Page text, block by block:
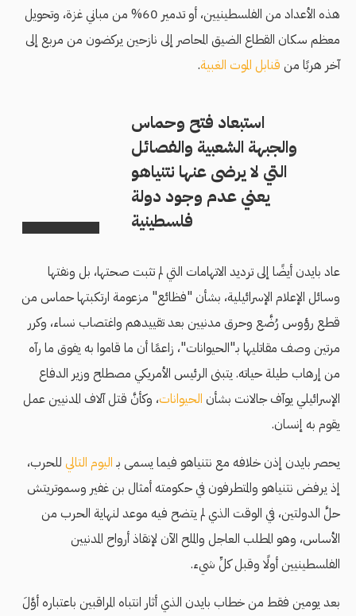
هذه الأعداد من الفلسطينيين، أو تدمير 60% من مباني غزة، وتحويل
معظم سكان القطاع الضيق المحاصر إلى نازحين يركضون من مربع إلى
آخر هربًا من قنابل الموت الغبية.
استبعاد فتح وحماس
والجبهة الشعبية والفصائل
التي لا يرضى عنها نتنياهو
يعني عدم وجود دولة
فلسطينية
عاد بايدن أيضًا إلى ترديد الاتهامات التي لم تثبت صحتها، بل ونفتها
وسائل الإعلام الإسرائيلية، بشأن "فظائع" مزعومة ارتكبتها حماس من
قطع رؤوس رُضَّع وحرق مدنيين بعد تقييدهم واغتصاب نساء، وكرر
مرتين وصف مقاتليها بـ"الحيوانات"، زاعمًا أن ما قاموا به يفوق ما رآه
من إرهاب طيلة حياته. يتبنى الرئيس الأمريكي مصطلح وزير الدفاع
الإسرائيلي يوآف جالانت بشأن الحيوانات، وكأنَّ قتل آلاف المدنيين عمل
يقوم به إنسان.
يحصر بايدن إذن خلافه مع نتنياهو فيما يسمى بـ اليوم التالي للحرب،
إذ يرفض نتنياهو والمتطرفون في حكومته أمثال بن غفير وسموتريتش
حلَّ الدولتين، في الوقت الذي لم يتضح فيه موعد لنهاية الحرب من
الأساس، وهو المطلب العاجل والملح الآن لإنقاذ أرواح المدنيين
الفلسطينيين أولًا وقبل كلِّ شيء.
بعد يومين فقط من خطاب بايدن الذي أثار انتباه المراقبين باعتباره أوَّلَ